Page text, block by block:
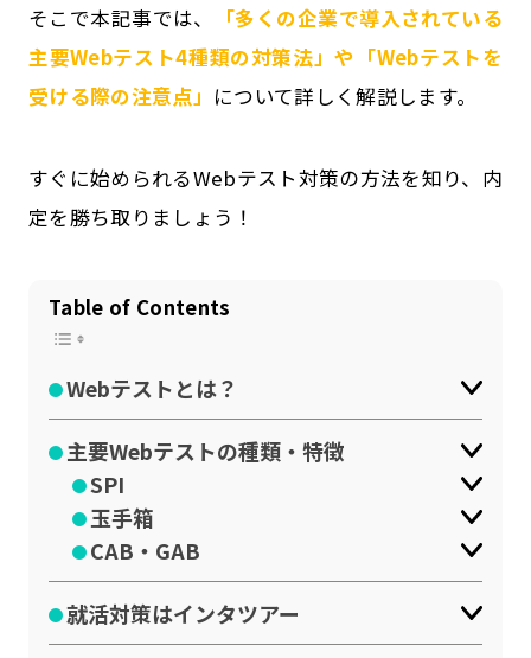
そこで本記事では、
「多くの企業で導入されている
主要Webテスト4種類の対策法」や「Webテストを
受ける際の注意点」 について詳しく解説します。
すぐに始められるWebテスト対策の方法を知り、内
定を勝ち取りましょう！
Table of Contents
Webテストとは？
主要Webテストの種類・特徴
SPI
玉手箱
CAB・GAB
就活対策はインタツアー